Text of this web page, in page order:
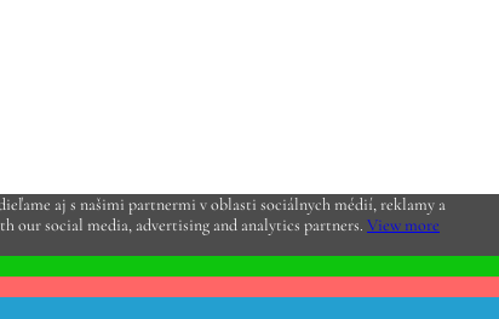
aj s našimi partnermi v oblasti sociálnych médií, reklamy a
our social media, advertising and analytics partners. View more